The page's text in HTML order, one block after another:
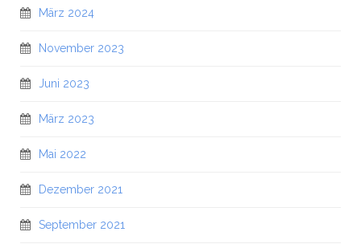
März 2024
November 2023
Juni 2023
März 2023
Mai 2022
Dezember 2021
September 2021